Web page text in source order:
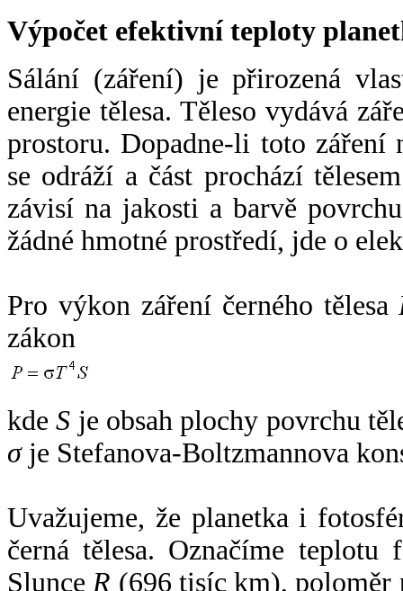
Výpočet efektivní teploty
Sálání (záření) je přirozená
energie tělesa. Těleso vydává
prostoru. Dopadne-li toto záření
se odráží a část prochází
závisí na jakosti a barvě
žádné hmotné prostředí, jde o
Pro výkon záření černého tělesa
zákon
kdeS je obsah plochy povrchu
σje Stefanova-Boltzmannova
Uvažujeme, že planetka i
černá tělesa. Označíme
SlunceR (696 tisíc km),